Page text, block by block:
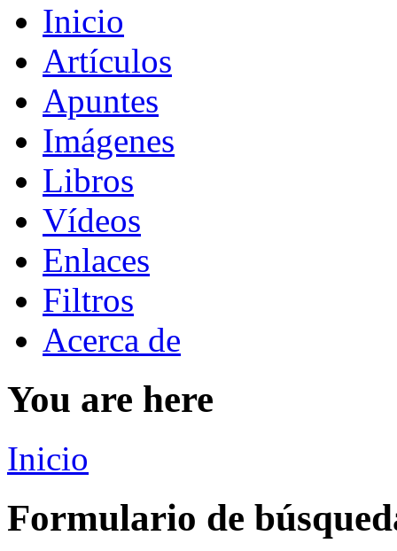
Inicio
Artículos
Apuntes
Imágenes
Libros
Vídeos
Enlaces
Filtros
Acerca de
You are here
Inicio
Formulario de